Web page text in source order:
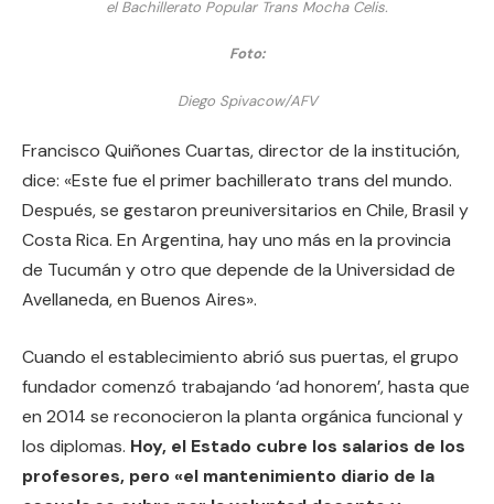
el Bachillerato Popular Trans Mocha Celis.
Foto:
Diego Spivacow/AFV
Francisco Quiñones Cuartas, director de la institución,
dice: «Este fue el primer bachillerato trans del mundo.
Después, se gestaron preuniversitarios en Chile, Brasil y
Costa Rica. En Argentina, hay uno más en la provincia
de Tucumán y otro que depende de la Universidad de
Avellaneda, en Buenos Aires».
Cuando el establecimiento abrió sus puertas, el grupo
fundador comenzó trabajando ‘ad honorem’, hasta que
en 2014 se reconocieron la planta orgánica funcional y
los diplomas. Hoy, el Estado cubre los salarios de los
profesores, pero «el mantenimiento diario de la